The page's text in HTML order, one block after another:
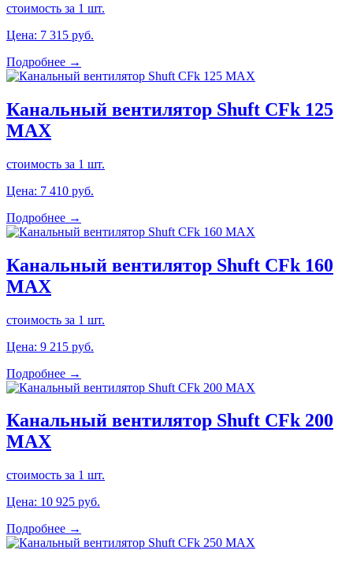
стоимость за 1 шт.
Цена: 7 315 руб.
Подробнее →
Канальный вентилятор Shuft CFk 125
MAX
стоимость за 1 шт.
Цена: 7 410 руб.
Подробнее →
Канальный вентилятор Shuft CFk 160
MAX
стоимость за 1 шт.
Цена: 9 215 руб.
Подробнее →
Канальный вентилятор Shuft CFk 200
MAX
стоимость за 1 шт.
Цена: 10 925 руб.
Подробнее →